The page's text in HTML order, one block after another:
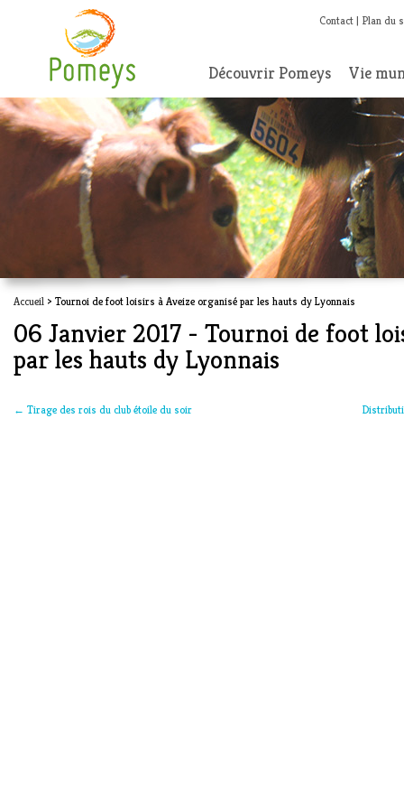
Contact Plan du
Découvrir Pomeys Vie
Accueil > Tournoi de foot loisirs à Aveize organisé par les hauts dy Lyonnais
06 Janvier 2017 - Tournoi de foot
par les hauts dy Lyonnais
← Tirage des rois du club étoile du soir